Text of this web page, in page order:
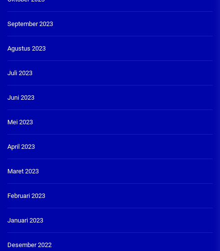
September 2023
Agustus 2023
Juli 2023
Juni 2023
Mei 2023
April 2023
Maret 2023
Februari 2023
Januari 2023
Desember 2022